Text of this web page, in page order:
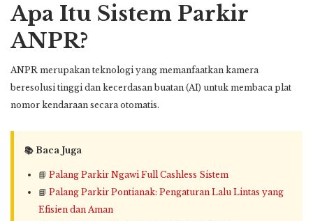
Apa Itu Sistem Parkir
ANPR?
ANPR merupakan teknologi yang memanfaatkan kamera
beresolusi tinggi dan kecerdasan buatan (AI) untuk membaca plat
nomor kendaraan secara otomatis.
📚 Baca Juga
📘 Palang Parkir Ngawi Full Cashless Sistem
📘 Palang Parkir Pontianak: Pengaturan Lalu Lintas yang
Efisien dan Aman